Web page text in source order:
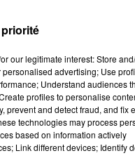
fois une
heroes".
Uni et
talent
promo
our legitimate interest: Store
advertising; Use
Understand audiences
profiles to personalise
prevent and detect fraud, and fix
technologies may process
based on information actively
Link different devices; Identify